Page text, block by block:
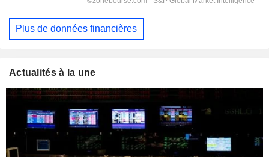
Plus de données financières
Actualités à la une